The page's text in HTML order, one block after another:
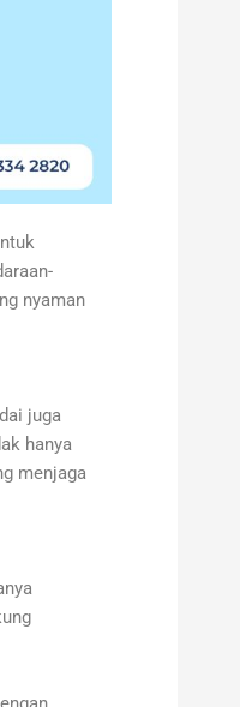
nyaman
juga
hanya
menjaga